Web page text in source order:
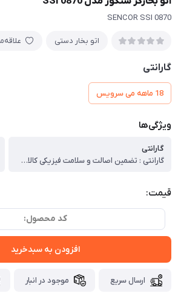
SENCOR SSI 0870
اتو بخار دستی
گارانتی
18 ماهه می سرویس
ویژگی‌ها
گارانتی
گارانتی : تضمین اصالت و سلامت فیزیکی کالا (اورجینال)
قیمت:
کد محصول:
افزودن به سبدخرید
ارسال سریع موجود در انبار